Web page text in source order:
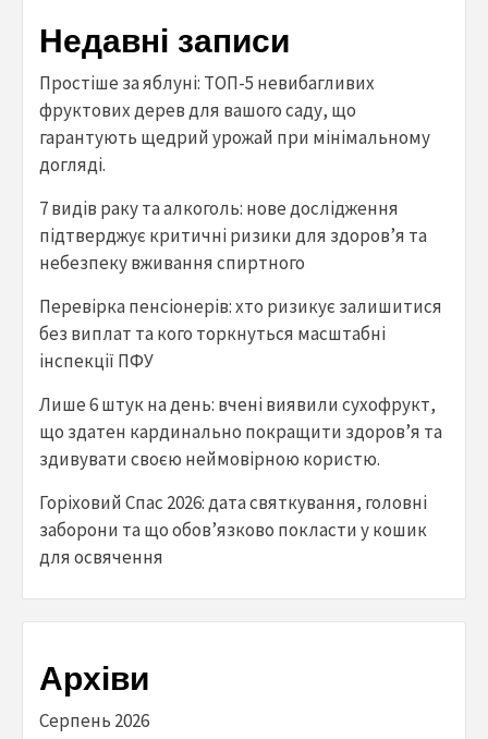
Недавні записи
Простіше за яблуні: ТОП-5 невибагливих
фруктових дерев для вашого саду, що
гарантують щедрий урожай при мінімальному
догляді.
7 видів раку та алкоголь: нове дослідження
підтверджує критичні ризики для здоров’я та
небезпеку вживання спиртного
Перевірка пенсіонерів: хто ризикує залишитися
без виплат та кого торкнуться масштабні
інспекції ПФУ
Лише 6 штук на день: вчені виявили сухофрукт,
що здатен кардинально покращити здоров’я та
здивувати своєю неймовірною користю.
Горіховий Спас 2026: дата святкування, головні
заборони та що обов’язково покласти у кошик
для освячення
Архіви
Серпень 2026